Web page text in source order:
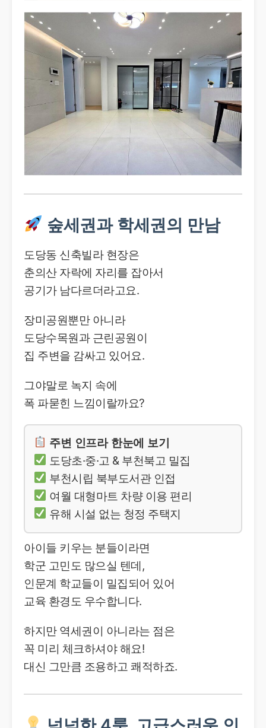
숲세권과 학세권의 만남
도당동 신축빌라 현장은
춘의산 자락에 자리를 잡아서
공기가 남다르더라고요.
장미공원뿐만 아니라
도당수목원과 근린공원이
집 주변을 감싸고 있어요.
그야말로 녹지 속에
폭 파묻힌 느낌이랄까요?
주변 인프라 한눈에 보기
도당초·중·고 & 부천북고 밀집
부천시립 북부도서관 인접
여월 대형마트 차량 이용 편리
유해 시설 없는 청정 주택지
아이들 키우는 분들이라면
학군 고민도 많으실 텐데,
인문계 학교들이 밀집되어 있어
교육 환경도 우수합니다.
하지만 역세권이 아니라는 점은
꼭 미리 체크하셔야 해요!
대신 그만큼 조용하고 쾌적하죠.